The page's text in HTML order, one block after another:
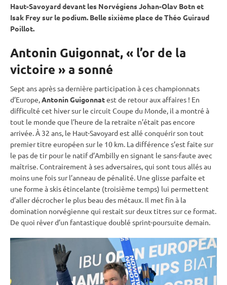
Haut-Savoyard devant les Norvégiens Johan-Olav Botn et
Isak Frey sur le podium. Belle sixième place de Théo Guiraud
Poillot.
Antonin Guigonnat, « l’or de la
victoire » a sonné
Sept ans après sa dernière participation à ces championnats
d’Europe,Antonin Guigonnatest de retour aux affaires ! En
difficulté cet hiver sur le circuit Coupe du Monde, il a montré à
tout le monde que l’heure de la retraite n’était pas encore
arrivée. À 32 ans, le Haut-Savoyard est allé conquérir son tout
premier titre européen sur le 10 km. La différence s’est faite sur
le pas de tirpour le natif d’Ambilly en signant le sans-faute avec
maîtrise. Contrairement à ses adversaires, qui sont tous allés au
moins une fois sur l’anneau de pénalité. Une glisse parfaite et
une forme à skis étincelante (troisième temps) lui permettent
d’aller décrocher le plus beau des métaux. Il met fin à la
domination norvégienne qui restait sur deux titres sur ce format.
De quoi rêver d’un fantastique doublé sprint-poursuite demain.